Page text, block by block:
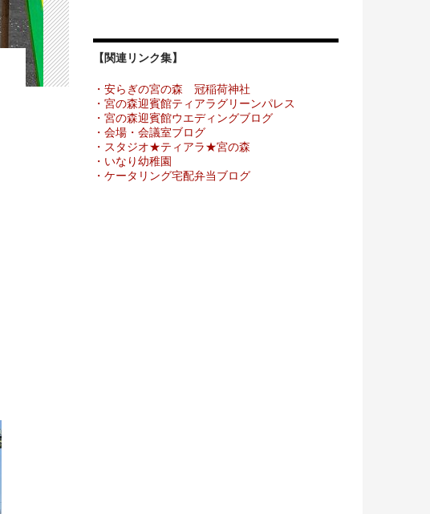
【関連リンク集】
・安らぎの宮の森 冠稲荷神社
・宮の森迎賓館ティアラグリーンパレス
・宮の森迎賓館ウエディングブログ
・会場・会議室ブログ
・スタジオ★ティアラ★宮の森
・いなり幼稚園
・ケータリング宅配弁当ブログ